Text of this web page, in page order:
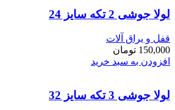
لولا جوشی 2 تکه سایز 24
قفل و یراق آلات
150,000 تومان
افزودن به سبد خرید
لولا جوشی 3 تکه سایز 32